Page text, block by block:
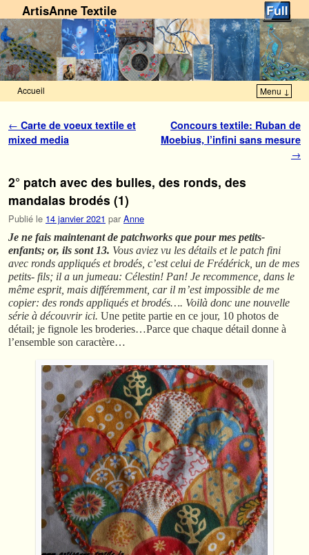
ArtisAnne Textile
Accueil Menu ↓
Navigation des articles
← Carte de voeux textile et
mixed media
Concours textile: Ruban de
Moebius, l’infini sans mesure
→
2° patch avec des bulles, des ronds, des
mandalas brodés (1)
Publié le 14 janvier 2021 par Anne
Je ne fais maintenant de patchworks que pour mes petits-
enfants; or, ils sont 13. Vous aviez vu les détails et le patch fini
avec ronds appliqués et brodés, c’est celui de Frédérick, un de mes
petits- fils; il a un jumeau: Célestin! Pan! Je recommence, dans le
même esprit, mais différemment, car il m’est impossible de me
copier: des ronds appliqués et brodés…. Voilà donc une nouvelle
série à découvrir ici. Une petite partie en ce jour, 10 photos de
détail; je fignole les broderies…Parce que chaque détail donne à
l’ensemble son caractère…